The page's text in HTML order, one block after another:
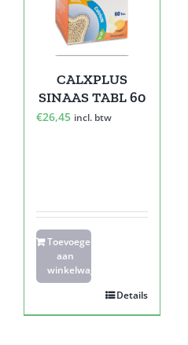
CALXPLUS
SINAAS TABL 60
€26,45 incl. btw
Toevoegen
aan
winkelwagen
Details